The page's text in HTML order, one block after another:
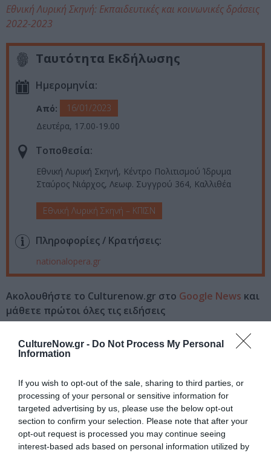
CultureNow.gr - Do Not Process My Personal
Information
If you wish to opt-out of the sale, sharing to third parties, or
processing of your personal or sensitive information for
targeted advertising by us, please use the below opt-out
section to confirm your selection. Please note that after your
opt-out request is processed you may continue seeing
interest-based ads based on personal information utilized by
Εθνική Λυρική Σκηνή: Εκπαιδευτικές και κοινωνικές δράσεις
2022-2023
Ταυτότητα Εκδήλωσης
Ημερομηνία:
Από:
16/01/2023
Δευτέρα, 17.00-19.00
Τοποθεσία:
Εθνική Λυρική Σκηνή, Κέντρο Πολιτισμού Ίδρυμα
Σταύρος Νιάρχος, Λεωφ. Συγγρού 364, Καλλιθέα
Εθνική Λυρική Σκηνή – ΚΠΙΣΝ
Πληροφορίες / Κρατήσεις:
nationalopera.gr
Ακολουθήστε το Culturenow.gr στο Google News και
μάθετε πρώτοι όλες τις ειδήσεις
Δείτε όλα τα
τελευταία νέα
για την Τέχνη και τον
Πολιτισμό στοCulturenow.gr
Νέοι Διαγωνισμοί❯
Tags
ΔΡΑΣΤΗΡΙΟΤΗΤΕΣ ΓΙΑ ΠΑΙΔΙΑ ΕΚΠΑΙΔΕΥΤΙΚΑ ΠΡΟΓΡΑΜΜΑΤΑ